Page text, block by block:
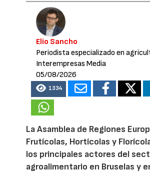
Elio Sancho
Periodista especializado en
Interempresas Media
05/08/2026
1334
La Asamblea de Regiones
Frutícolas, Hortícolas y
los principales actores del
agroalimentario en Bruselas y